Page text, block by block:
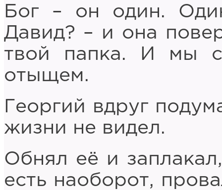
Бог – он один.
Давид? – и она
твой папка. И мы с
отыщем.
Георгий вдруг
жизни не видел.
Обнял её и
есть наоборот,